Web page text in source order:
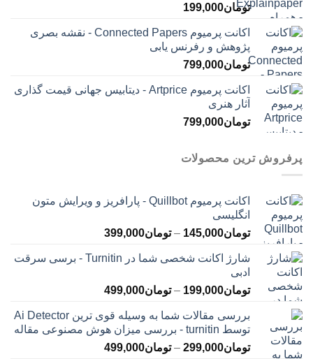
تومان199,000
اکانت پرمیوم Connected Papers - نقشه بصری
پژوهش و رفرنس یابی
تومان799,000
اکانت پرمیوم Artprice - دیتابیس جهانی قیمت ‌گذاری
آثار هنری
تومان799,000
پرفروش ترین محصولات
اکانت پرمیوم Quillbot - پارافریز و ویرایش متون
انگلیسی
تومان145,000
– تومان399,000محدوده
تومان145,000
تومان399,000
شارژ اکانت شخصی شما در Turnitin - برسی سرقت
ادبی
تومان199,000
– تومان499,000محدوده
تومان199,000
تا
تومان499,000
بررسی مقالات شما به وسیله قوی ترین Ai Detector
توسط turnitin - بررسی میزان هوش مصنوعی مقاله
تومان299,000
– تومان499,000محدوده